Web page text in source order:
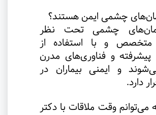
چشمی ایمن هستند؟
چشمی تحت نظر
متخصص و با استفاده از
پیشرفته و فناوری‌های مدرن
و ایمنی بیماران در
دارد.
می‌توانم وقت ملاقات با دکتر